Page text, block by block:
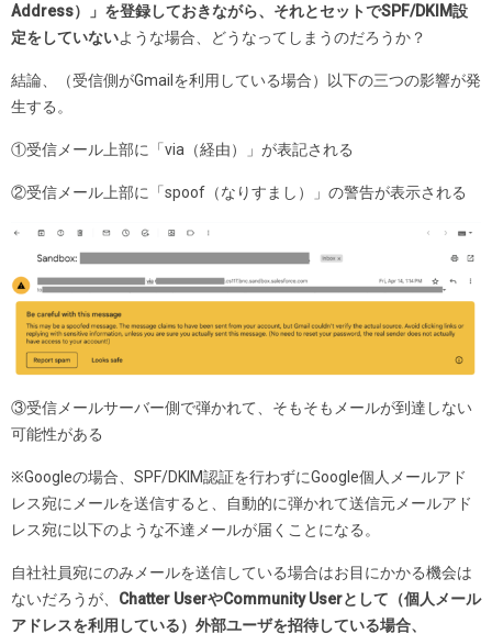
Address）」を登録しておきながら、それとセットでSPF/DKIM設
定をしていないような場合、どうなってしまうのだろうか？
結論、（受信側がGmailを利用している場合）以下の三つの影響が発
生する。
①受信メール上部に「via（経由）」が表記される
②受信メール上部に「spoof（なりすまし）」の警告が表示される
③受信メールサーバー側で弾かれて、そもそもメールが到達しない
可能性がある
※Googleの場合、SPF/DKIM認証を行わずにGoogle個人メールアド
レス宛にメールを送信すると、自動的に弾かれて送信元メールアド
レス宛に以下のような不達メールが届くことになる。
自社社員宛にのみメールを送信している場合はお目にかかる機会は
ないだろうが、 Chatter UserやCommunity Userとして（個人メール
アドレスを利用している）外部ユーザを招待している場合、